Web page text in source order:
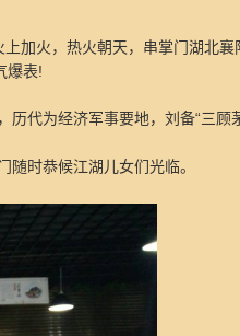
火，热火朝天，串掌门湖北襄
爆表!
代为经济军事要地，刘备“三顾
时恭候江湖儿女们光临。